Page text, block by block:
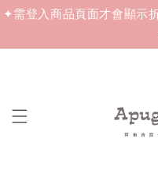
✦需登入商品頁面才會顯示